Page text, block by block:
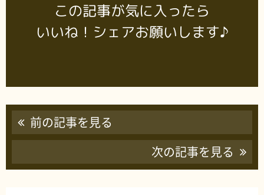
この記事が気に入ったら
いいね！シェアお願いします♪
前の記事を見る
次の記事を見る